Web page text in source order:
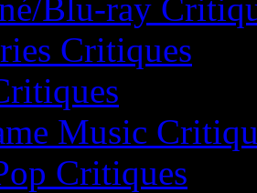
Blu-ray
Critiques
Music
Critiques